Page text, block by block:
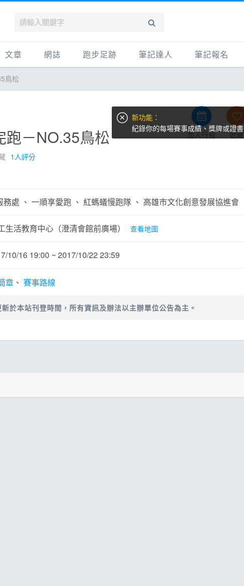
文章
品牌動態
人物故事
運科訓練
話題
ESG
網誌
跑鞋專區
活動旅遊
話題
其它
跑步足跡
每日照片
筆記達人 筆記報名
鳥松
－NO.35鳥松
1人評分
務處 、 一順享愛跑 、 紅螞蟻慢跑隊 、 高雄市文化創意發展協進會
生活教育中心（澄清會館前廣場） 查看地圖
10/16 19:00 ~ 2017/10/22 23:59
章 賽事路線
於本站刊登時間，所有資訊及辦法以主辦單位公告為主。
加入行程 收藏
新功能：
紀錄你的每場賽事成績、獎牌或證書